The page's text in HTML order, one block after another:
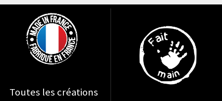
sur
la
page
du
Toutes les créations